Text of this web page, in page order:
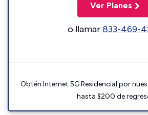
Ver Planes
o llamar833-469-
Obtén Internet 5G Residencial por
hasta $200 de